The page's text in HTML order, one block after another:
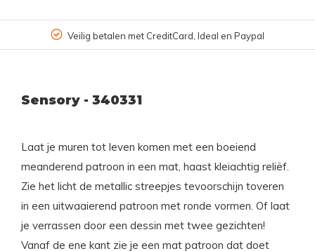
Veilig betalen met CreditCard, Ideal en Paypal
Sensory - 340331
Laat je muren tot leven komen met een boeiend
meanderend patroon in een mat, haast kleiachtig reliëf.
Zie het licht de metallic streepjes tevoorschijn toveren
in een uitwaaierend patroon met ronde vormen. Of laat
je verrassen door een dessin met twee gezichten!
Vanaf de ene kant zie je een mat patroon dat doet